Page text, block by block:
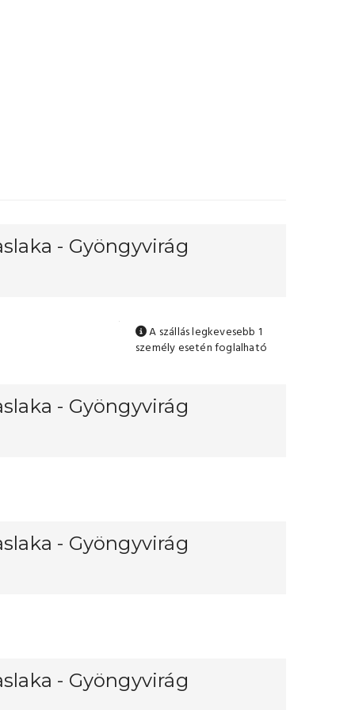
- Gyöngyvirág
A szállás legkevesebb 1
személy esetén foglalható
- Gyöngyvirág
- Gyöngyvirág
- Gyöngyvirág